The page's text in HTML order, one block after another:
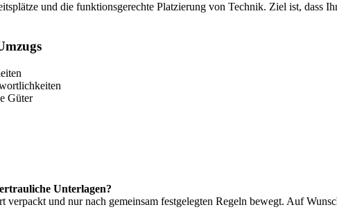
und die funktionsgerechte Platzierung von Technik. Ziel ist, dass
Güter
Unterlagen?
verpackt und nur nach gemeinsam festgelegten Regeln bewegt. Auf